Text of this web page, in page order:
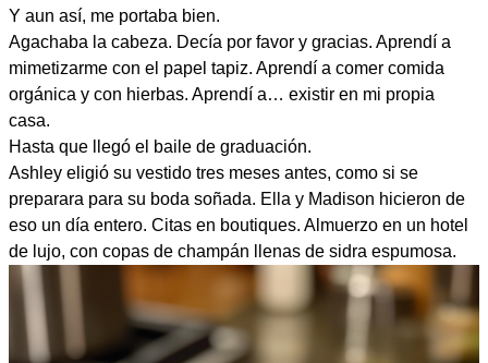
Y aun así, me portaba bien.
Agachaba la cabeza. Decía por favor y gracias. Aprendí a
mimetizarme con el papel tapiz. Aprendí a comer comida
orgánica y con hierbas. Aprendí a… existir en mi propia
casa.
Hasta que llegó el baile de graduación.
Ashley eligió su vestido tres meses antes, como si se
preparara para su boda soñada. Ella y Madison hicieron de
eso un día entero. Citas en boutiques. Almuerzo en un hotel
de lujo, con copas de champán llenas de sidra espumosa.